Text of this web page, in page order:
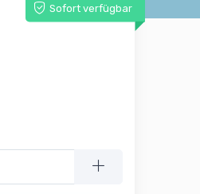
Sofort verfügbar